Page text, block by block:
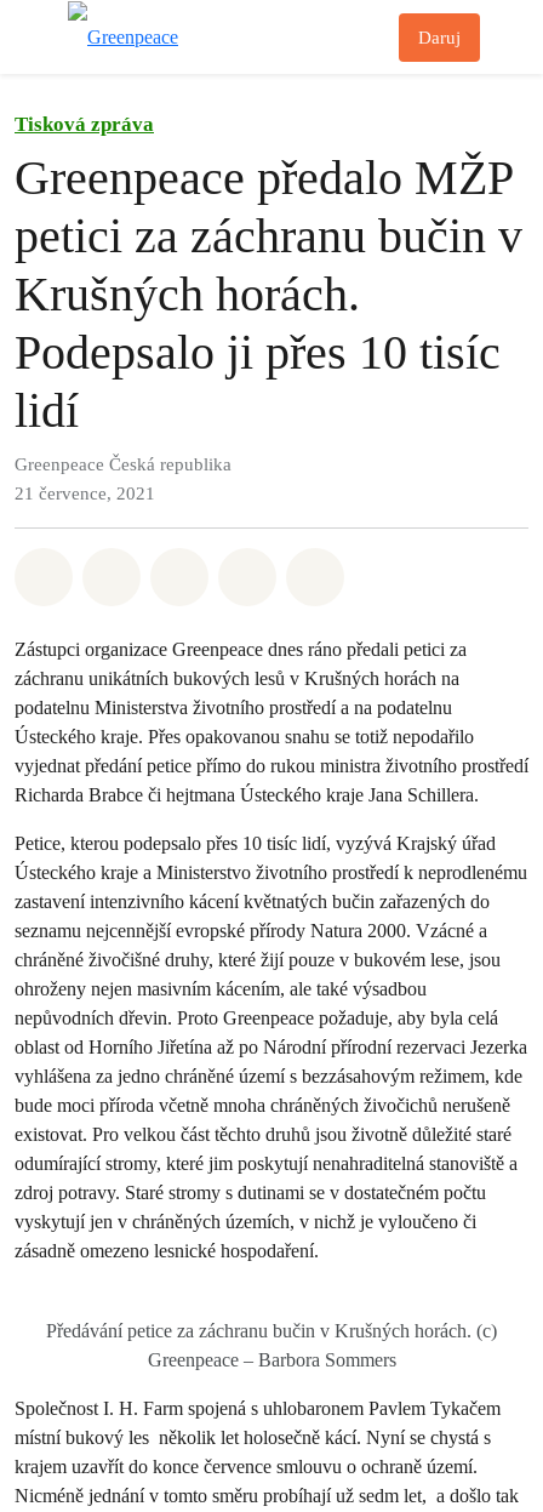
Daruj
Tisková zpráva
Greenpeace předalo MŽP
petici za záchranu bučin v
Krušných horách.
Podepsalo ji přes 10 tisíc
lidí
Greenpeace Česká republika
21 července, 2021
Zástupci organizace Greenpeace dnes ráno předali petici za
záchranu unikátních bukových lesů v Krušných horách na
podatelnu Ministerstva životního prostředí a na podatelnu
Ústeckého kraje. Přes opakovanou snahu se totiž nepodařilo
vyjednat předání petice přímo do rukou ministra životního prostředí
Richarda Brabce či hejtmana Ústeckého kraje Jana Schillera.
Petice, kterou podepsalo přes 10 tisíc lidí, vyzývá Krajský úřad
Ústeckého kraje a Ministerstvo životního prostředí k neprodlenému
zastavení intenzivního kácení květnatých bučin zařazených do
seznamu nejcennější evropské přírody Natura 2000. Vzácné a
chráněné živočišné druhy, které žijí pouze v bukovém lese, jsou
ohroženy nejen masivním kácením, ale také výsadbou
nepůvodních dřevin. Proto Greenpeace požaduje, aby byla celá
oblast od Horního Jiřetína až po Národní přírodní rezervaci Jezerka
vyhlášena za jedno chráněné území s bezzásahovým režimem, kde
bude moci příroda včetně mnoha chráněných živočichů nerušeně
existovat. Pro velkou část těchto druhů jsou životně důležité staré
odumírající stromy, které jim poskytují nenahraditelná stanoviště a
zdroj potravy. Staré stromy s dutinami se v dostatečném počtu
vyskytují jen v chráněných územích, v nichž je vyloučeno či
zásadně omezeno lesnické hospodaření.
Předávání petice za záchranu bučin v Krušných horách. (c)
Greenpeace – Barbora Sommers
Společnost I. H. Farm spojená s uhlobaronem Pavlem Tykačem
místní bukový les několik let holosečně kácí. Nyní se chystá s
krajem uzavřít do konce července smlouvu o ochraně území.
Nicméně jednání v tomto směru probíhají už sedm let, a došlo tak